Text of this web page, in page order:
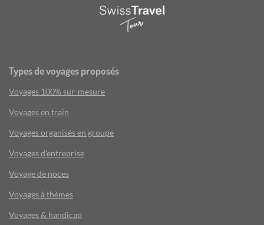
Types de voyages proposés
Voyages 100% sur-mesure
Voyages en train
Voyages organisés en groupe
Voyages d'entreprise
Voyage de noces
Voyages à thèmes
Voyages & handicap